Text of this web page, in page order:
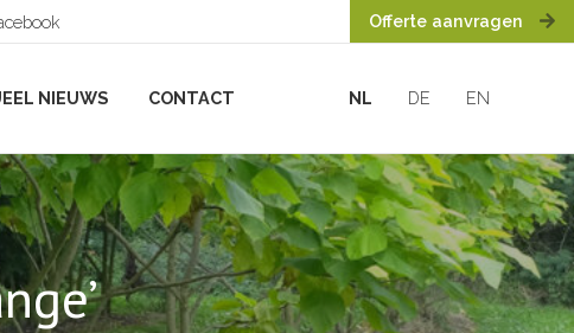
Offerte aanvragen
NIEUWS CONTACT NL DE EN